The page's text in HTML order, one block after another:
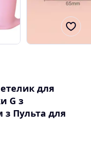
для
G з
Пульта для